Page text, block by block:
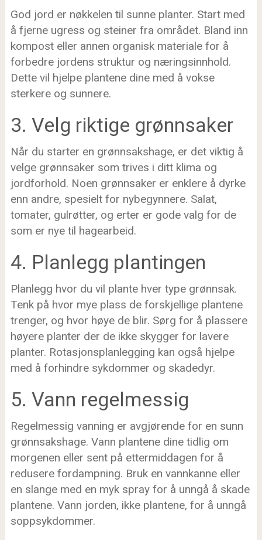
God jord er nøkkelen til sunne planter. Start med
å fjerne ugress og steiner fra området. Bland inn
kompost eller annen organisk materiale for å
forbedre jordens struktur og næringsinnhold.
Dette vil hjelpe plantene dine med å vokse
sterkere og sunnere.
3. Velg riktige grønnsaker
Når du starter en grønnsakshage, er det viktig å
velge grønnsaker som trives i ditt klima og
jordforhold. Noen grønnsaker er enklere å dyrke
enn andre, spesielt for nybegynnere. Salat,
tomater, gulrøtter, og erter er gode valg for de
som er nye til hagearbeid.
4. Planlegg plantingen
Planlegg hvor du vil plante hver type grønnsak.
Tenk på hvor mye plass de forskjellige plantene
trenger, og hvor høye de blir. Sørg for å plassere
høyere planter der de ikke skygger for lavere
planter. Rotasjonsplanlegging kan også hjelpe
med å forhindre sykdommer og skadedyr.
5. Vann regelmessig
Regelmessig vanning er avgjørende for en sunn
grønnsakshage. Vann plantene dine tidlig om
morgenen eller sent på ettermiddagen for å
redusere fordampning. Bruk en vannkanne eller
en slange med en myk spray for å unngå å skade
plantene. Vann jorden, ikke plantene, for å unngå
soppsykdommer.